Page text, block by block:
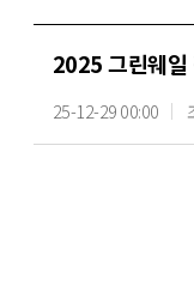
2025 그린웨일
25-12-29 00:00